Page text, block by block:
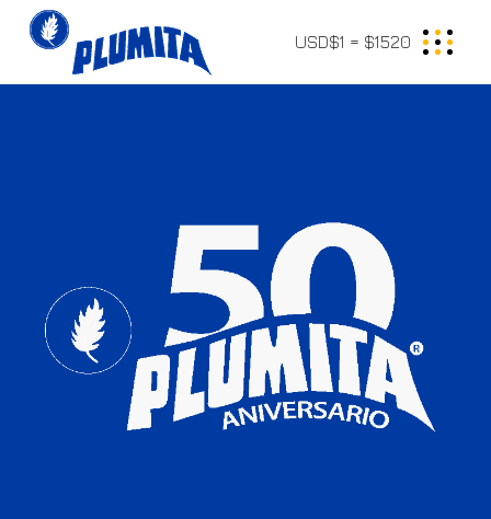
USD$1 = $1520